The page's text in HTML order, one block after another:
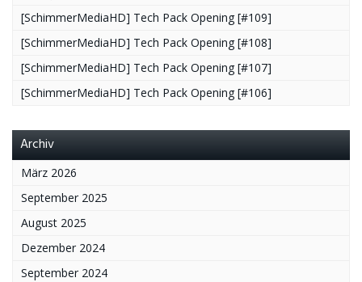
[SchimmerMediaHD] Tech Pack Opening [#109]
[SchimmerMediaHD] Tech Pack Opening [#108]
[SchimmerMediaHD] Tech Pack Opening [#107]
[SchimmerMediaHD] Tech Pack Opening [#106]
Archiv
März 2026
September 2025
August 2025
Dezember 2024
September 2024